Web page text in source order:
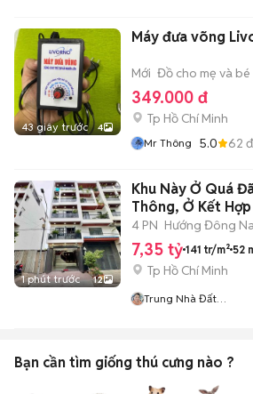
43 giây trước 4
Máy đưa võng
Mới Đồ cho mẹ và bé
349.000 đ
Tp Hồ Chí Minh
Mr Thông 5.0 62
1 phút trước 12
Khu Này Ở Quá
Thông, Ở Kết
Thuê
4 PN Hướng Đông
7,35 tỷ 141 tr/m² 52
Tp Hồ Chí Minh
Trung Nhà Đất
Bạn cần tìm giống thú cưng nào ?